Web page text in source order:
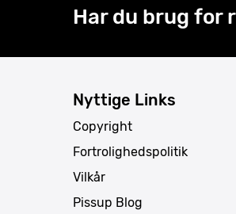
Har du brug for
Nyttige Links
Copyright
Fortrolighedspolitik
Vilkår
Pissup Blog